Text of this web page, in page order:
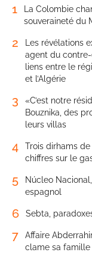
1
La Colombie
souveraineté du
2
Les révélations
agent du
liens entre le
et l’Algérie
3
«C’est notre
Bouznika, des
leurs villas
4
Trois dirhams
chiffres sur le
5
Núcleo
espagnol
6 Sebta,
7
Affaire
clame sa famille